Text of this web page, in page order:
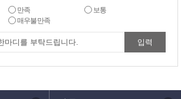
만족
보통
매우불만족